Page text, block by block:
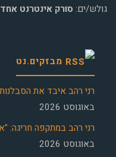
גולש/ים: סורק אינטרנט אחד
מבזקים.נט
רני רהב איבד את
באוגוסט 2026
רני רהב במתקפה חריגה:
באוגוסט 2026